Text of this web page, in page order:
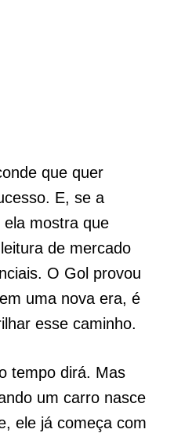
que quer
E, se a
ela mostra que
de mercado
O Gol provou
uma nova era, é
esse caminho.
tempo dirá. Mas
um carro nasce
ele já começa com